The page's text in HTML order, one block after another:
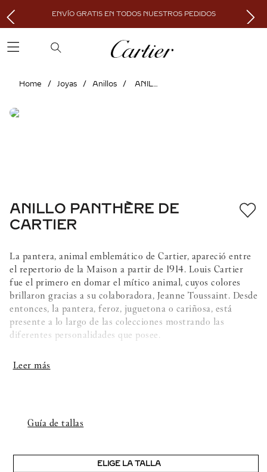
ENVÍO GRATIS EN TODOS NUESTROS PEDIDOS
Joyas Anillos ANILLO PANTHÈRE DE CARTIER
ANILLO PANTHÈRE DE
CARTIER
La pantera, animal emblemático de Cartier, apareció entre
el repertorio de la Maison a partir de 1914. Louis Cartier
fue el primero en domar el mítico animal, cuyos colores
brillaron gracias a su colaboradora, Jeanne Toussaint. Desde
entonces, la pantera, feroz, juguetona o cariñosa, está
presente a lo largo de las colecciones mostrando las
diferentes personalidades que posee.
Detalles de la creación:
- Ancho máximo: 20,7mm
Guía de tallas
ELIGE LA TALLA